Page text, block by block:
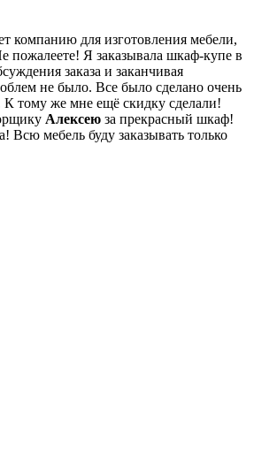
компанию для изготовления мебели,
пожалеете! Я заказывала шкаф-купе в
заказа и заканчивая
не было. Все было сделано очень
К тому же мне ещё скидку сделали!
Алексею за прекрасный шкаф!
Всю мебель буду заказывать только